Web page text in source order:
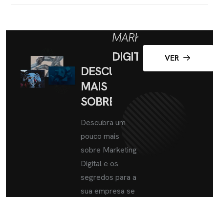
DESCUBRA
MAIS
SOBRE
MARKETING
DIGITAL
Descubra um
pouco mais
sobre Marketing
Digital e os
segredos para a
sua empresa se
VER